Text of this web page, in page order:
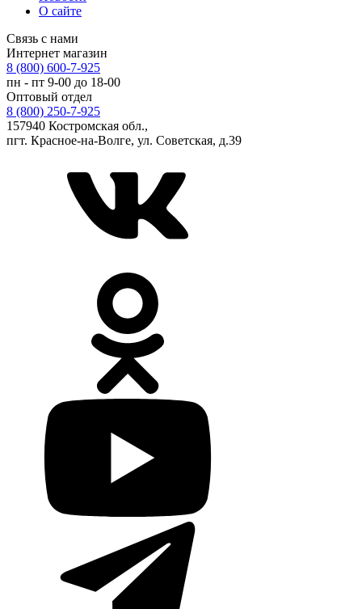
О сайте
Связь с нами
Интернет магазин
8 (800) 600-7-925
пн - пт 9-00 до 18-00
Оптовый отдел
8 (800) 250-7-925
157940 Костромская обл.,
пгт. Красное-на-Волге, ул. Советская, д.39